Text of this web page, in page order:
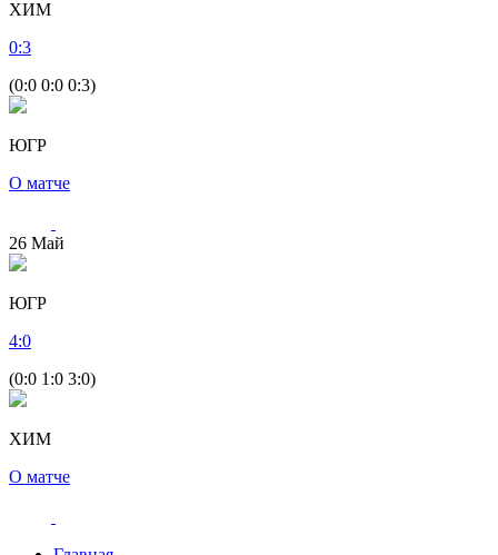
ХИМ
0:3
(0:0 0:0 0:3)
ЮГР
О матче
26 Май
ЮГР
4:0
(0:0 1:0 3:0)
ХИМ
О матче